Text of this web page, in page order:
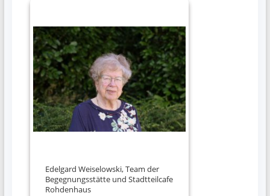
Edelgard Weiselowski, Team der
Begegnungsstätte und Stadtteilcafe
Rohdenhaus